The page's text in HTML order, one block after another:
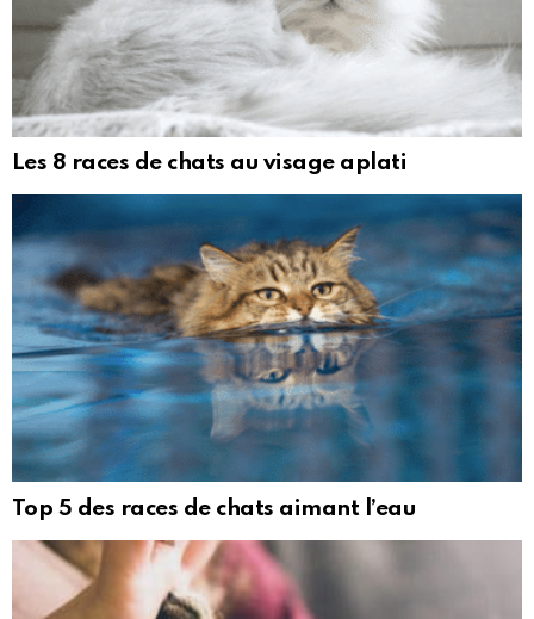
Les 8 races de chats au visage aplati
Top 5 des races de chats aimant l’eau